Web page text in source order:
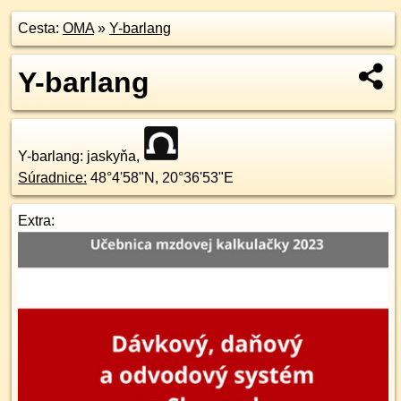
Cesta: OMA» Y-barlang
Y-barlang
Y-barlang: jaskyňa,
Súradnice: 48°4'58"N , 20°36'53"E
Extra: